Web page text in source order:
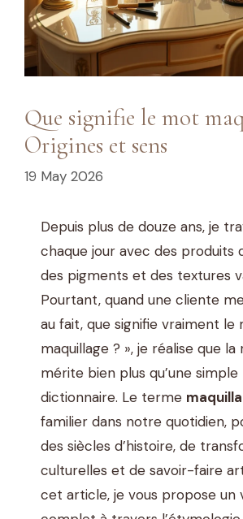
Que signifie le mot
Origines et sens
19 May 2026
Depuis plus de douze ans, je
chaque jour avec des produits
des pigments et des textures
Pourtant, quand une cliente
au fait, que signifie vraiment le
maquillage ? », je réalise que la
mérite bien plus qu’une
dictionnaire. Le terme
familier dans notre quotidien,
des siècles d’histoire, de
culturelles et de savoir-faire
cet article, je vous propose un